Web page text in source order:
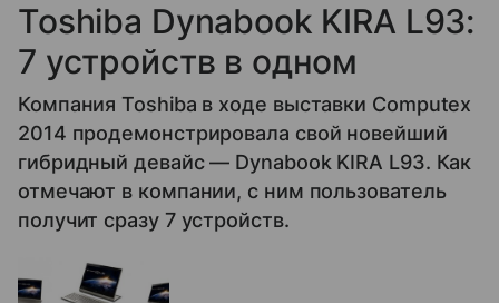
Toshiba Dynabook KIRA L93:
7 устройств в одном
Компания Toshiba в ходе выставки Computex
2014 продемонстрировала свой новейший
гибридный девайс — Dynabook KIRA L93. Как
отмечают в компании, с ним пользователь
получит сразу 7 устройств.